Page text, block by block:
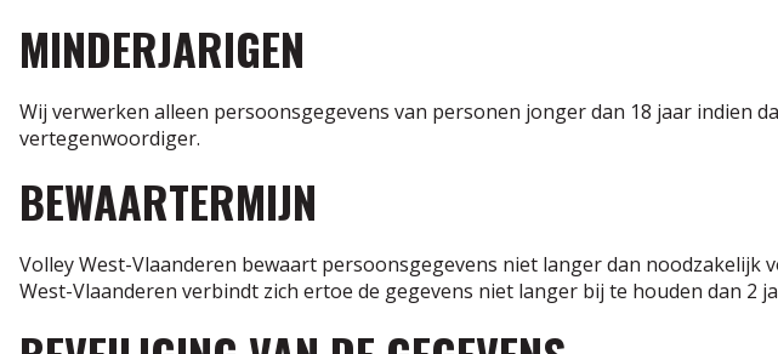
MINDERJARIGEN
Wij verwerken alleen persoonsgegevens van personen jonger dan 18 jaar indien
vertegenwoordiger.
BEWAARTERMIJN
Volley West-Vlaanderen bewaart persoonsgegevens niet langer dan
West-Vlaanderen verbindt zich ertoe de gegevens niet langer bij te houden dan 2